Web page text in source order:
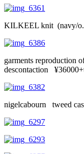
KILKEEL knit (navy/
garments
descontaction
nigelcabourn tweed